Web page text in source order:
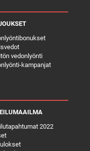
vedonlyönti
kampanjat
2022